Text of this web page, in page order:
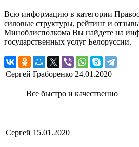
Всю информацию в категории
силовые структуры, рейтинг и
Миноблисполкома Вы найдете на
государственных услуг Белоруссии.
Сергей Граборенко 24.01.2020
Все быстро и качественно
Сергей 15.01.2020